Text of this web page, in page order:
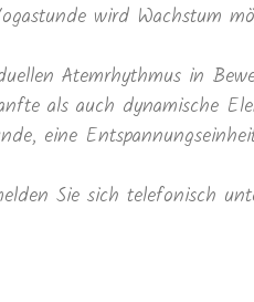
wird Wachstum
Atemrhythmus in
als auch dynamische
eine
Sie sich telefonisch